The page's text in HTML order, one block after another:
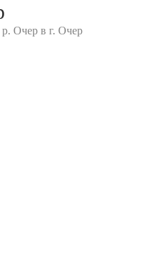
Очер в г. Очер